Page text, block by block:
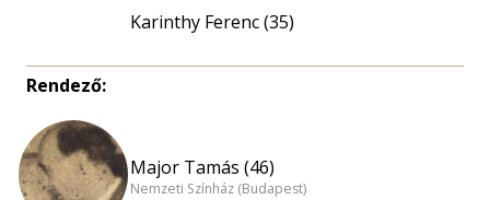
Karinthy Ferenc (35)
Rendező:
Major Tamás (46)
Nemzeti Színház (Budapest)